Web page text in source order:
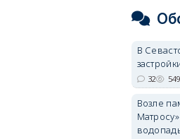
В
32
Возле